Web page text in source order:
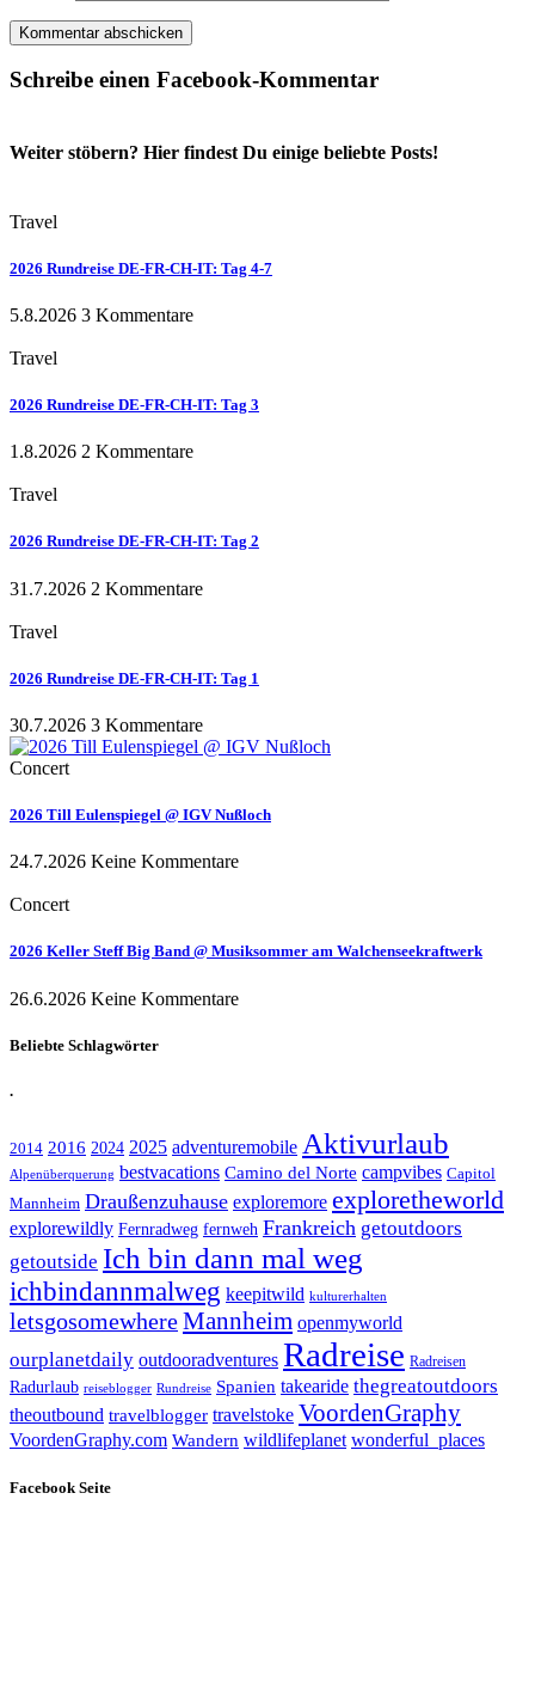
Schreibe einen Facebook-Kommentar
Weiter stöbern? Hier findest Du einige beliebte Posts!
Travel
2026 Rundreise DE-FR-CH-IT: Tag 4-7
5.8.2026 3 Kommentare
Travel
2026 Rundreise DE-FR-CH-IT: Tag 3
1.8.2026 2 Kommentare
Travel
2026 Rundreise DE-FR-CH-IT: Tag 2
31.7.2026 2 Kommentare
Travel
2026 Rundreise DE-FR-CH-IT: Tag 1
30.7.2026 3 Kommentare
Concert
2026 Till Eulenspiegel @ IGV Nußloch
24.7.2026 Keine Kommentare
Concert
2026 Keller Steff Big Band @ Musiksommer am Walchenseekraftwerk
26.6.2026 Keine Kommentare
Beliebte Schlagwörter
.
2014 2016 2024 2025 adventuremobile Aktivurlaub
Alpenüberquerung bestvacations Camino del Norte campvibes Capitol
Mannheim Draußenzuhause exploremore exploretheworld
explorewildly Fernradweg fernweh Frankreich getoutdoors
getoutside Ich bin dann mal weg
ichbindannmalweg keepitwild kulturerhalten
letsgosomewhereMannheim openmyworld
ourplanetdaily outdooradventures Radreise Radreisen
Radurlaub reiseblogger Rundreise Spanien takearide thegreatoutdoors
theoutbound travelblogger travelstoke VoordenGraphy
VoordenGraphy.com Wandern wildlifeplanet wonderful_places
Facebook Seite